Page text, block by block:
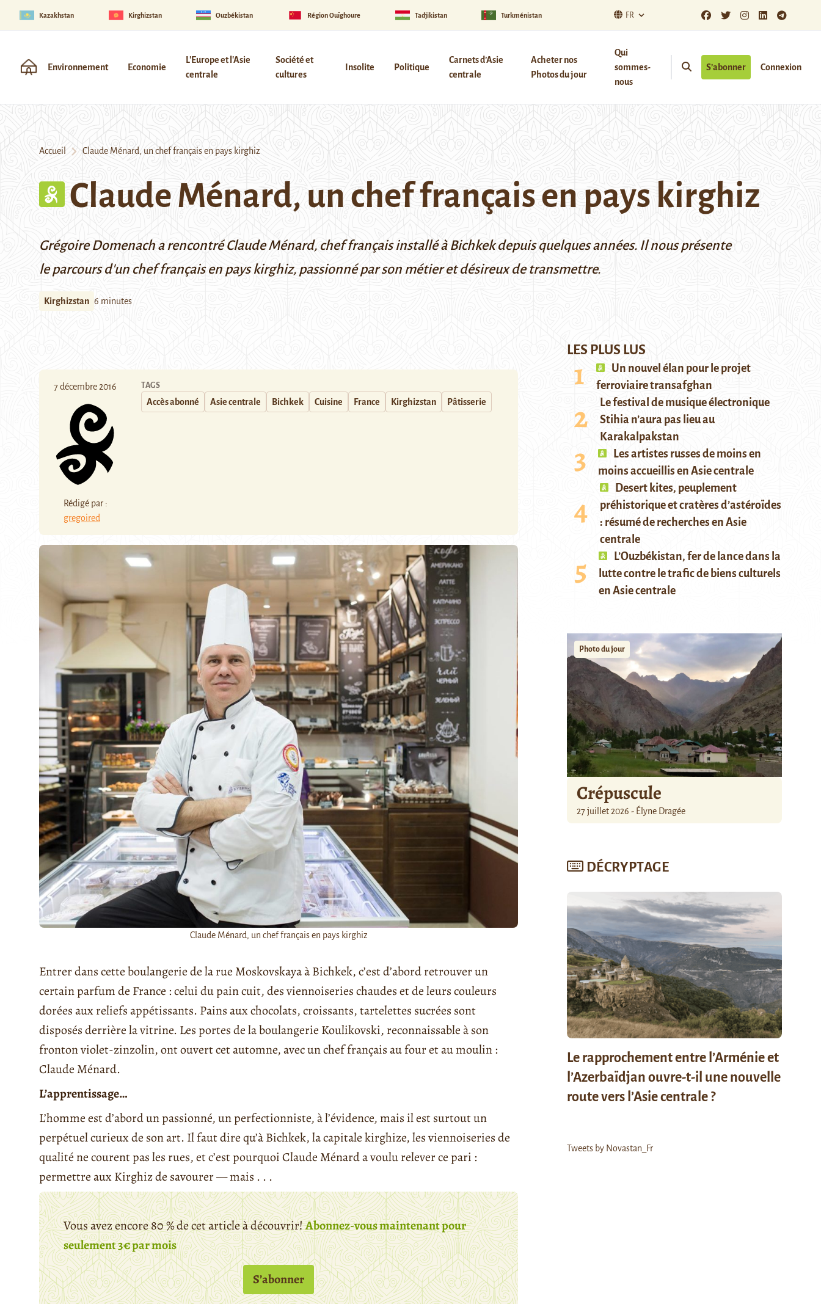
Kazakhstan Kirghizstan Ouzbékistan Région Ouïghoure Tadjikistan Turkménistan FR
Environnement Economie
L'Europe et l'Asie
centrale
Société et
cultures
Insolite Politique
Carnets d’Asie
centrale
Acheter nos
Photos du jour
Qui
sommes-
nous
S’abonner Connexion
Accueil Claude Ménard, un chef français en pays kirghiz
Claude Ménard, un chef français en pays kirghiz
Grégoire Domenach a rencontré Claude Ménard, chef français installé à Bichkek depuis quelques années. Il nous présente
le parcours d'un chef français en pays kirghiz, passionné par son métier et désireux de transmettre.
Kirghizstan 6 minutes
7 décembre 2016
Rédigé par :
gregoired
TAGS
Accès abonné Asie centrale Bichkek Cuisine France Kirghizstan Pâtisserie
Claude Ménard, un chef français en pays kirghiz
Entrer dans cette boulangerie de la rue Moskovskaya à Bichkek, c’est d’abord retrouver un
certain parfum de France : celui du pain cuit, des viennoiseries chaudes et de leurs couleurs
dorées aux reliefs appétissants. Pains aux chocolats, croissants, tartelettes sucrées sont
disposés derrière la vitrine. Les portes de la boulangerie Koulikovski, reconnaissable à son
fronton violet-zinzolin, ont ouvert cet automne, avec un chef français au four et au moulin :
Claude Ménard.
L’apprentissage…
L’homme est d’abord un passionné, un perfectionniste, à l’évidence, mais il est surtout un
perpétuel curieux de son art. Il faut dire qu’à Bichkek, la capitale kirghize, les viennoiseries de
qualité ne courent pas les rues, et c’est pourquoi Claude Ménard a voulu relever ce pari :
permettre aux Kirghiz de savourer — mais . . .
Vous avez encore 80 % de cet article à découvrir!Abonnez-vous maintenant pour
seulement 3€ par mois
S’abonner
LES PLUS LUS
Un nouvel élan pour le projet
ferroviaire transafghan
Le festival de musique électronique
Stihia n’aura pas lieu au
Karakalpakstan
Les artistes russes de moins en
moins accueillis en Asie centrale
Desert kites, peuplement
préhistorique et cratères d’astéroïdes
: résumé de recherches en Asie
centrale
L’Ouzbékistan, fer de lance dans la
lutte contre le trafic de biens culturels
en Asie centrale
Photo du jour
Crépuscule
27 juillet 2026 - Élyne Dragée
DÉCRYPTAGE
Le rapprochement entre l’Arménie et
l’Azerbaïdjan ouvre-t-il une nouvelle
route vers l’Asie centrale ?
Tweets by Novastan_Fr